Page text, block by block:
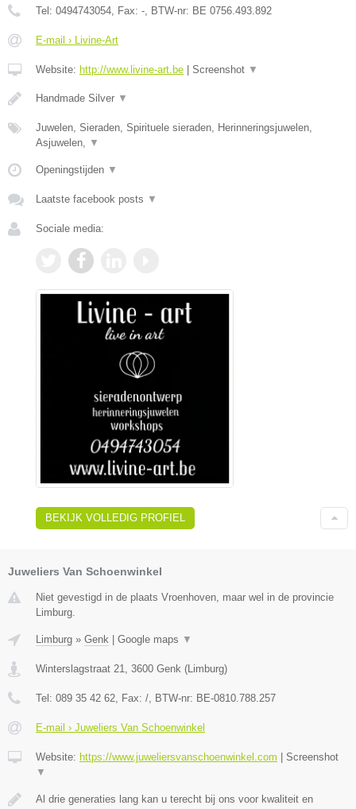
Tel: 0494743054, Fax: -, BTW-nr: BE 0756.493.892
E-mail › Livine-Art
Website: http://www.livine-art.be Screenshot ▼
Handmade Silver ▼
Juwelen, Sieraden, Spirituele sieraden, Herinneringsjuwelen,
Asjuwelen, ▼
Openingstijden ▼
Laatste facebook posts ▼
Sociale media:
BEKIJK VOLLEDIG PROFIEL
Juweliers Van Schoenwinkel
Niet gevestigd in de plaats Vroenhoven, maar wel in de provincie
Limburg.
Limburg » Genk Google maps ▼
Winterslagstraat 21, 3600 Genk (Limburg)
Tel: 089 35 42 62, Fax: /, BTW-nr: BE-0810.788.257
E-mail › Juweliers Van Schoenwinkel
Website: https://www.juweliersvanschoenwinkel.com
Screenshot
▼
Al drie generaties lang kan u terecht bij ons voor kwaliteit en